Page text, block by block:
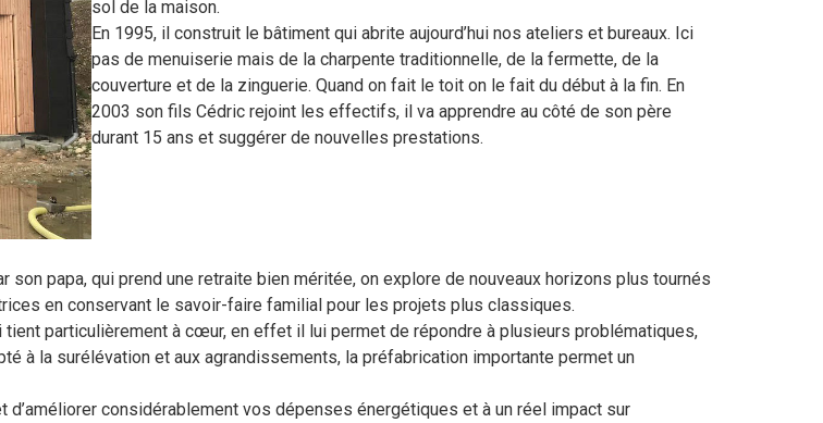
sol de la maison.
En 1995, il construit le bâtiment qui abrite aujourd’hui nos ateliers et bureaux. Ici
pas de menuiserie mais de la charpente traditionnelle, de la fermette, de la
couverture et de la zinguerie. Quand on fait le toit on le fait du début à la fin. En
2003 son fils Cédric rejoint les effectifs, il va apprendre au côté de son père
durant 15 ans et suggérer de nouvelles prestations.
son papa, qui prend une retraite bien méritée, on explore de nouveaux horizons plus tournés
en conservant le savoir-faire familial pour les projets plus classiques.
particulièrement à cœur, en effet il lui permet de répondre à plusieurs problématiques,
à la surélévation et aux agrandissements, la préfabrication importante permet un
considérablement vos dépenses énergétiques et à un réel impact sur